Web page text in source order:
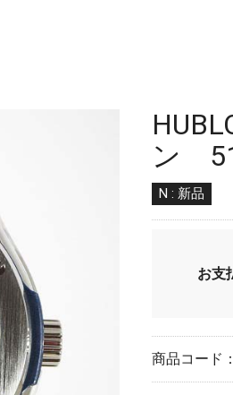
ン
N : 新品
お支
商品コード：